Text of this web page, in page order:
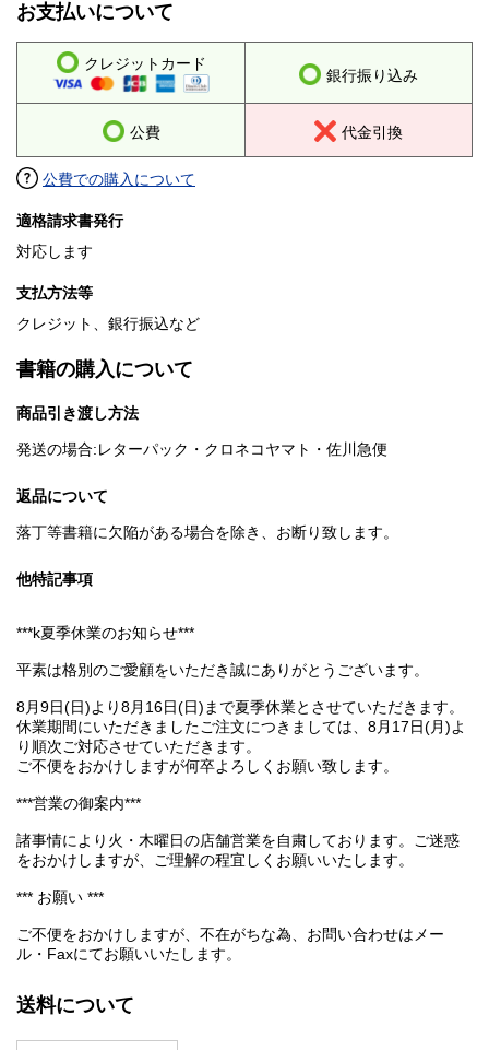
お支払いについて
クレジットカード
銀行振り込み
公費 代金引換
公費での購入について
適格請求書発行
対応します
支払方法等
クレジット、銀行振込など
書籍の購入について
商品引き渡し方法
発送の場合:レターパック・クロネコヤマト・佐川急便
返品について
落丁等書籍に欠陥がある場合を除き、お断り致します。
他特記事項
***k夏季休業のお知らせ***
平素は格別のご愛顧をいただき誠にありがとうございます。
8月9日(日)より8月16日(日)まで夏季休業とさせていただきます。
休業期間にいただきましたご注文につきましては、8月17日(月)よ
り順次ご対応させていただきます。
ご不便をおかけしますが何卒よろしくお願い致します。
***営業の御案内***
諸事情により火・木曜日の店舗営業を自粛しております。ご迷惑
をおかけしますが、ご理解の程宜しくお願いいたします。
*** お願い ***
ご不便をおかけしますが、不在がちな為、お問い合わせはメー
ル・Faxにてお願いいたします。
送料について